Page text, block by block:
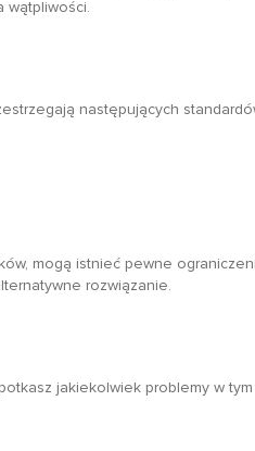
wątpliwości.
następujących
mogą istnieć pewne
rozwiązanie.
jakiekolwiek problemy w